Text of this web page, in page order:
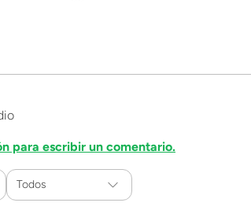
para escribir un comentario.
Todos